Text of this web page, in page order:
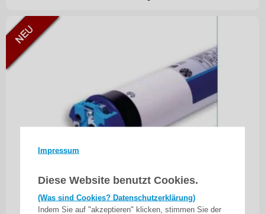
Impressum
Diese Website benutzt Cookies.
(Was sind Cookies? Datenschutzerklärung)
Indem Sie auf "akzeptieren" klicken, stimmen Sie der